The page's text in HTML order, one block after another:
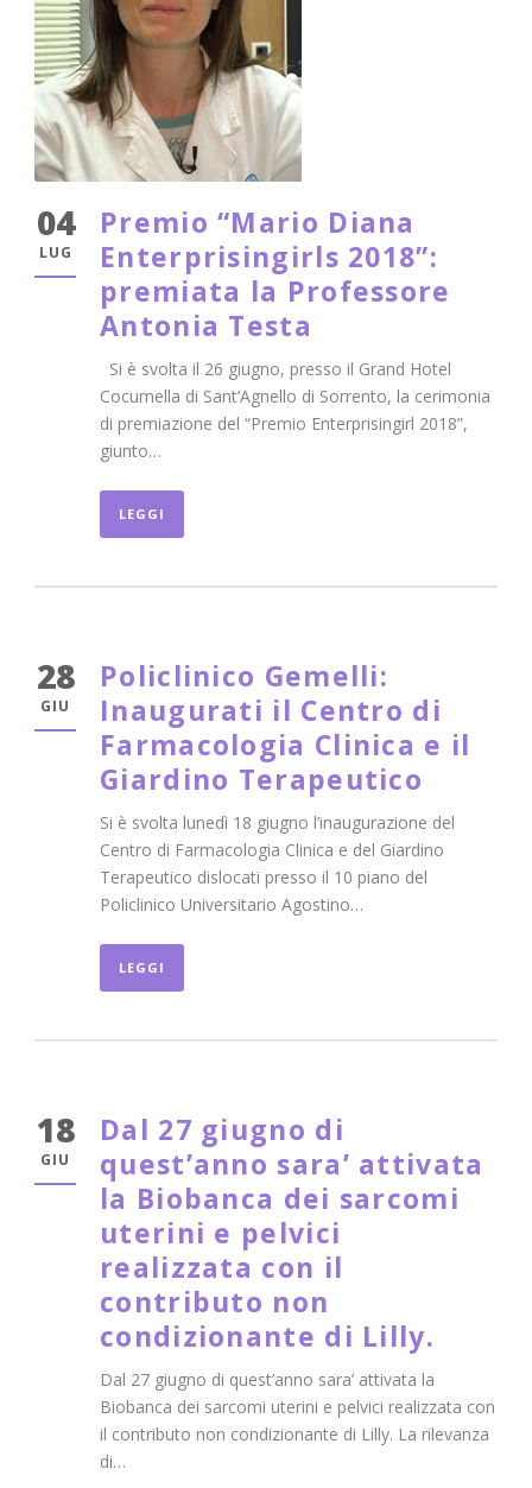
04
LUG
Premio “Mario Diana
Enterprisingirls 2018”:
premiata la Professore
Antonia Testa
Si è svolta il 26 giugno, presso il Grand Hotel
Cocumella di Sant’Agnello di Sorrento, la cerimonia
di premiazione del “Premio Enterprisingirl 2018”,
giunto…
LEGGI
28
GIU
Policlinico Gemelli:
Inaugurati il Centro di
Farmacologia Clinica e il
Giardino Terapeutico
Si è svolta lunedì 18 giugno l’inaugurazione del
Centro di Farmacologia Clinica e del Giardino
Terapeutico dislocati presso il 10 piano del
Policlinico Universitario Agostino…
LEGGI
18
GIU
Dal 27 giugno di
quest’anno sara’ attivata
la Biobanca dei sarcomi
uterini e pelvici
realizzata con il
contributo non
condizionante di Lilly.
Dal 27 giugno di quest’anno sara’ attivata la
Biobanca dei sarcomi uterini e pelvici realizzata con
il contributo non condizionante di Lilly. La rilevanza
di…